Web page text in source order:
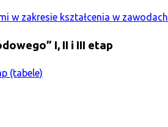
w zakresie kształcenia w zawodach
I, II i III etap
(tabele)